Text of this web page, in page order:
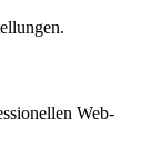
Web-